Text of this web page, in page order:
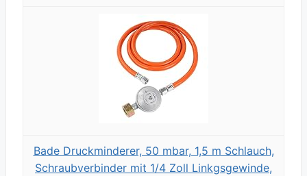
Bade Druckminderer, 50 mbar, 1,5 m Schlauch,
Schraubverbinder mit 1/4 Zoll Linkgsgewinde,